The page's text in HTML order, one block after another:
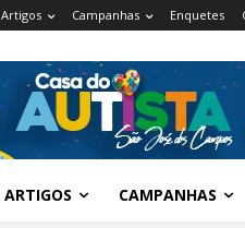
Artigos Campanhas Enquetes
ARTIGOS CAMPANHAS